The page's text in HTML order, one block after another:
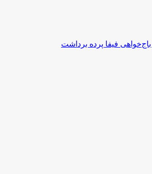
باج‌خواهی فیفا پرده برداشت